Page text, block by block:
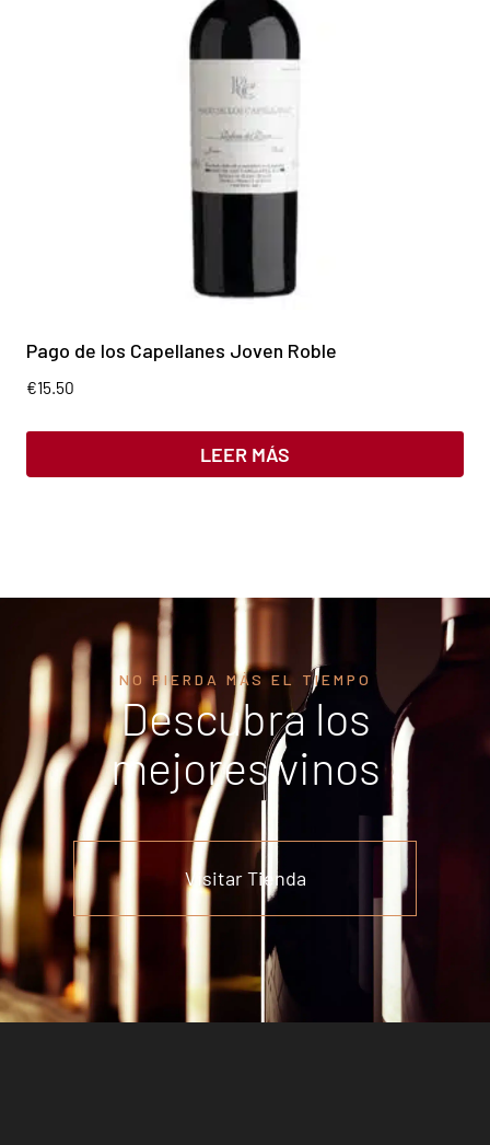
Pago de los Capellanes Joven Roble
€15.50
LEER MÁS
NO PIERDA MÁS EL TIEMPO
Descubra los
mejores vinos
Visitar Tienda